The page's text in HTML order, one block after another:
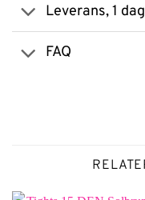
Leverans, 1
FAQ